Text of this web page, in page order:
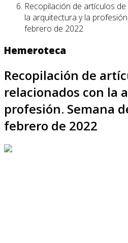
Recopilación de artículos
la arquitectura y la
febrero de 2022
Hemeroteca
Recopilación de
relacionados con la
profesión. Semana
febrero de 2022